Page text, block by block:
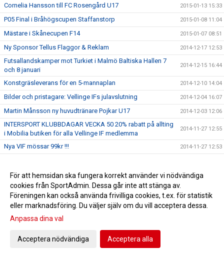
Cornelia Hansson till FC Rosengård U17 2015-01-13 15:33
P05 Final i Bråhögscupen Staffanstorp 2015-01-08 11:04
Mästare i Skånecupen F14 2015-01-07 08:51
Ny Sponsor Tellus Flaggor & Reklam 2014-12-17 12:53
Futsallandskamper mot Turkiet i Malmö Baltiska Hallen 7
och 8 januari
2014-12-15 16:44
Konstgräsleverans för en 5-mannaplan 2014-12-10 14:04
Bilder och pristagare: Vellinge IFs julavslutning 2014-12-04 16:07
Martin Månsson ny huvudtränare Pojkar U17 2014-12-03 12:06
INTERSPORT KLUBBDAGAR VECKA 50 20% rabatt på allting
i Mobilia butiken för alla Vellinge IF medlemma
2014-11-27 12:55
Nya VIF mössar 99kr !!! 2014-11-27 12:53
TRÄNARSKIFTE I VELLINGE IF HERRAR 2014-10-30 10:49
Anmälan till VellingeCupen/Lions 2015 2014-09-18 17:01
Jimmy Hansens MV-skola 27-29 Oktober 2014-09-17 15:42
Ny tränare F01/02 Lucas Ovenberger
Vellinge IFs familjedagen blev succé!
Start-upp: NextGen Girls
För att hemsidan ska fungera korrekt använder vi nödvändiga
cookies från SportAdmin. Dessa går inte att stänga av.
Föreningen kan också använda frivilliga cookies, t.ex. för statistik
eller marknadsföring. Du väljer själv om du vill acceptera dessa.
Anpassa dina val
Acceptera nödvändiga Acceptera alla